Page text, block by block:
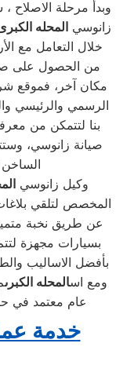
وبدأ مرحلة
زانوسيالمحله
خلال التعامل مع
من الحصول على
مكان آخر، فموقع
الرسمي والرئيسي
بنا لتتمكن من
صيانة زانوسي،
وكيل زانوسي
المخصص لتلقي
عن طريق نخبة
بسيارات مجهزة
بأفضل الاساليب
ومع اسالمحله الكبرى
عام معتمد في
خدمة